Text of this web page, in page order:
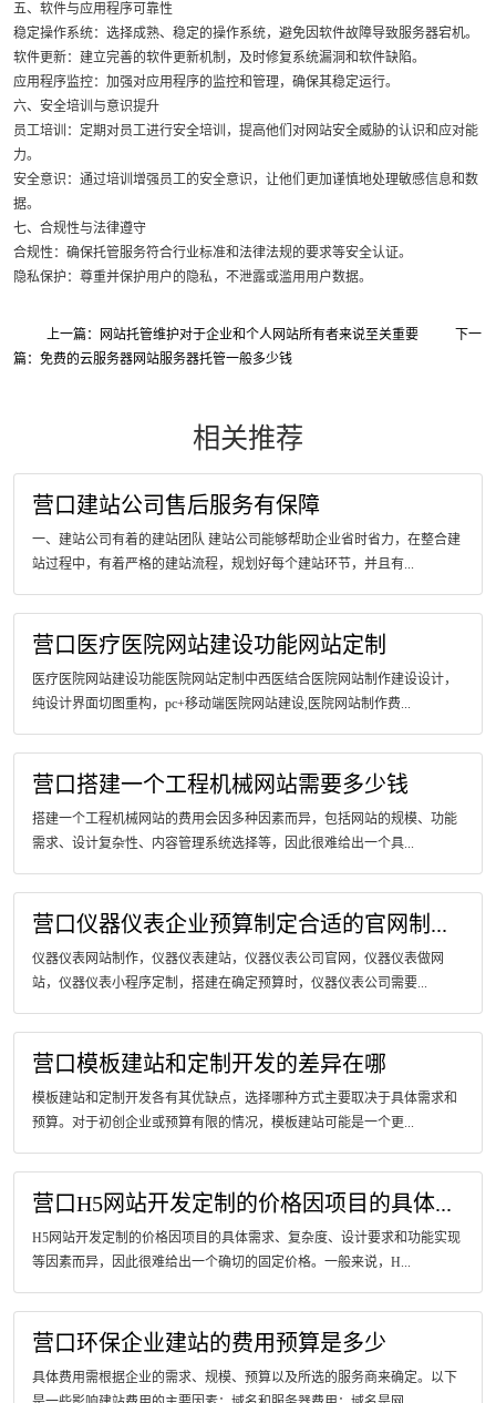
五、软件与应用程序可靠性
稳定操作系统：选择成熟、稳定的操作系统，避免因软件故障导致服务器宕机。
软件更新：建立完善的软件更新机制，及时修复系统漏洞和软件缺陷。
应用程序监控：加强对应用程序的监控和管理，确保其稳定运行。
六、安全培训与意识提升
员工培训：定期对员工进行安全培训，提高他们对网站安全威胁的认识和应对能
力。
安全意识：通过培训增强员工的安全意识，让他们更加谨慎地处理敏感信息和数
据。
七、合规性与法律遵守
合规性：确保托管服务符合行业标准和法律法规的要求等安全认证。
隐私保护：尊重并保护用户的隐私，不泄露或滥用用户数据。
上一篇：网站托管维护对于企业和个人网站所有者来说至关重要
下一
篇：免费的云服务器网站服务器托管一般多少钱
相关推荐
营口建站公司售后服务有保障
一、建站公司有着的建站团队 建站公司能够帮助企业省时省力，在整合建
站过程中，有着严格的建站流程，规划好每个建站环节，并且有...
营口医疗医院网站建设功能网站定制
医疗医院网站建设功能医院网站定制中西医结合医院网站制作建设设计，
纯设计界面切图重构，pc+移动端医院网站建设,医院网站制作费...
营口搭建一个工程机械网站需要多少钱
搭建一个工程机械网站的费用会因多种因素而异，包括网站的规模、功能
需求、设计复杂性、内容管理系统选择等，因此很难给出一个具...
营口仪器仪表企业预算制定合适的官网制...
仪器仪表网站制作，仪器仪表建站，仪器仪表公司官网，仪器仪表做网
站，仪器仪表小程序定制，搭建在确定预算时，仪器仪表公司需要...
营口模板建站和定制开发的差异在哪
模板建站和定制开发各有其优缺点，选择哪种方式主要取决于具体需求和
预算。对于初创企业或预算有限的情况，模板建站可能是一个更...
营口H5网站开发定制的价格因项目的具体...
H5网站开发定制的价格因项目的具体需求、复杂度、设计要求和功能实现
等因素而异，因此很难给出一个确切的固定价格。一般来说，H...
营口环保企业建站的费用预算是多少
具体费用需根据企业的需求、规模、预算以及所选的服务商来确定。以下